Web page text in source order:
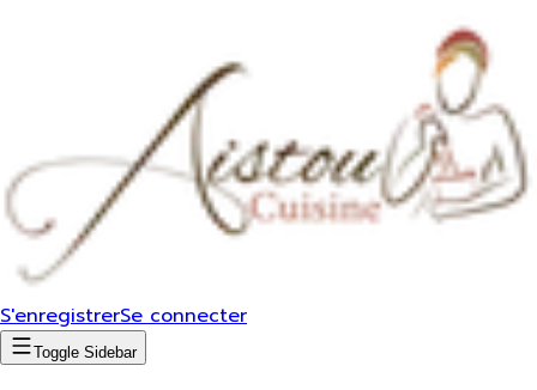
S'enregistrerSe connecter
Toggle Sidebar